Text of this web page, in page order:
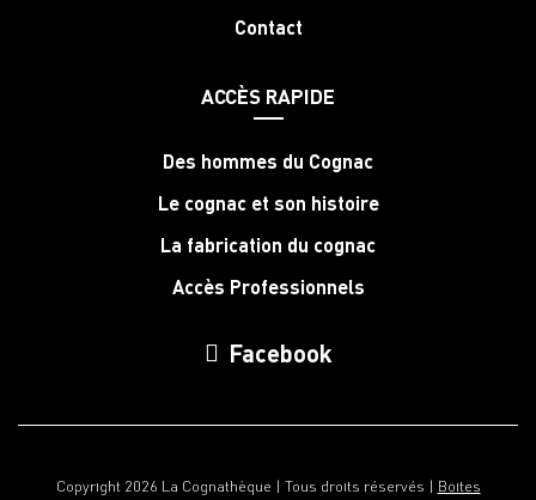
Contact
ACCÈS RAPIDE
Des hommes du Cognac
Le cognac et son histoire
La fabrication du cognac
Accès Professionnels
Facebook
Copyright 2026 La Cognathèque | Tous droits réservés | Boites